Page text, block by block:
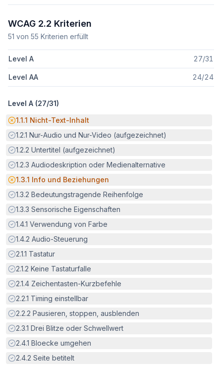
WCAG 2.2 Kriterien
51 von 55 Kriterien erfüllt
Level A 27/31
Level AA 24/24
Level A (27/31)
Potenzielle Barriere:
1.1.1 Nicht-Text-Inhalt
Erfüllt:
1.2.1 Nur-Audio und Nur-Video (aufgezeichnet)
Erfüllt:
1.2.2 Untertitel (aufgezeichnet)
Erfüllt:
1.2.3 Audiodeskription oder Medienalternative
Potenzielle Barriere:
1.3.1 Info und Beziehungen
Erfüllt:
1.3.2 Bedeutungstragende Reihenfolge
Erfüllt:
1.3.3 Sensorische Eigenschaften
Erfüllt:
1.4.1 Verwendung von Farbe
Erfüllt:
1.4.2 Audio-Steuerung
Erfüllt:
2.1.1 Tastatur
Erfüllt:
2.1.2 Keine Tastaturfalle
Erfüllt:
2.1.4 Zeichentasten-Kurzbefehle
Erfüllt:
2.2.1 Timing einstellbar
Erfüllt:
2.2.2 Pausieren, stoppen, ausblenden
Erfüllt:
2.3.1 Drei Blitze oder Schwellwert
Erfüllt:
2.4.1 Bloecke umgehen
Erfüllt:
2.4.2 Seite betitelt